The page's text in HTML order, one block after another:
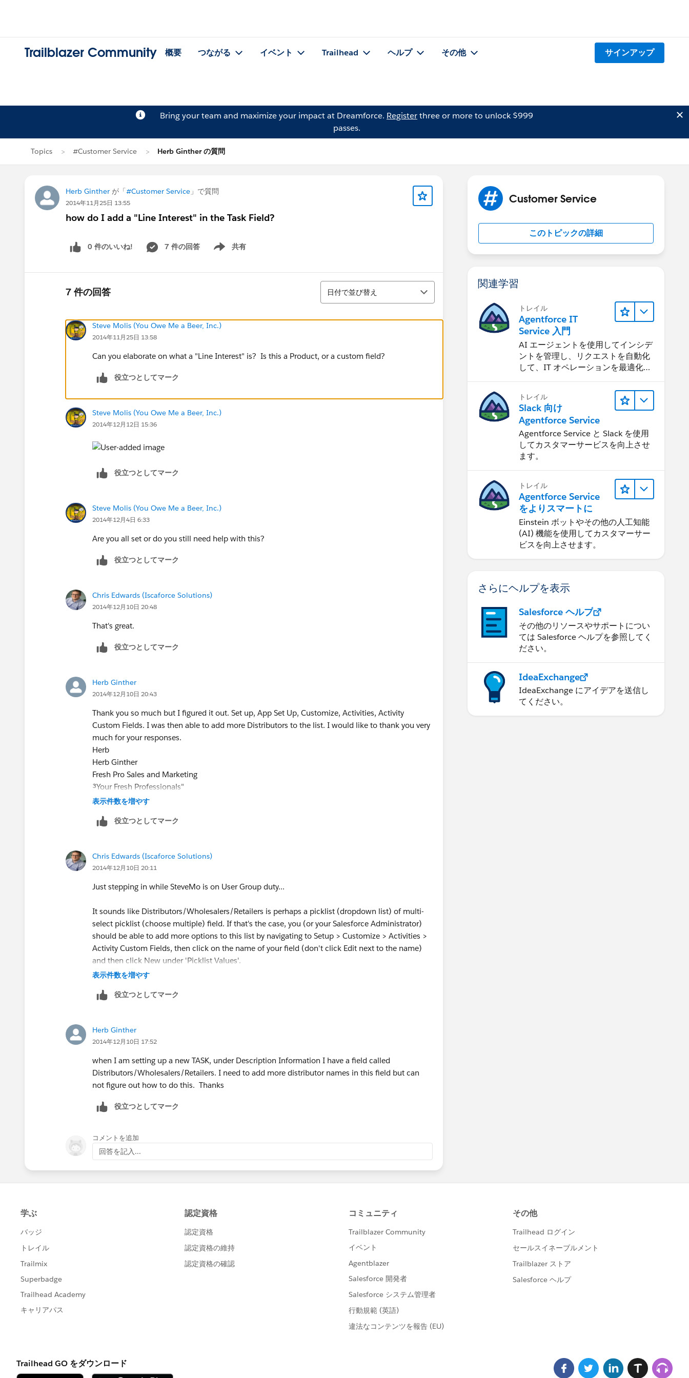
Trailblazer Community 概要 つながる イベント Trailhead ヘルプ その他 サインアップ
Bring your team and maximize your impact at Dreamforce. Registerthree or more to unlock $999
passes.
Topics #Customer Service Herb Ginther の質問
Herb Ginther が「#Customer Service 」で質問
2014年11月25日 13:55
how do I add a "Line Interest" in the Task Field?
0 件のいいね! 7 件の回答 共有
Show menu
7 件の回答
並び替え
日付で並び替え
Steve Molis (You Owe Me a Beer, Inc.)
2014年11月25日 13:58
Can you elaborate on what a "Line Interest" is? Is this a Product, or a custom field?
役立つとしてマーク
Steve Molis (You Owe Me a Beer, Inc.)
2014年12月12日 15:36
役立つとしてマーク
Steve Molis (You Owe Me a Beer, Inc.)
2014年12月4日 6:33
Are you all set or do you still need help with this?
役立つとしてマーク
Chris Edwards (Iscaforce Solutions)
2014年12月10日 20:48
That's great.
役立つとしてマーク
Herb Ginther
2014年12月10日 20:43
Thank you so much but I figured it out. Set up, App Set Up, Customize, Activities, Activity
Custom Fields. I was then able to add more Distributors to the list. I would like to thank you very
much for your responses.
Herb
Herb Ginther
Fresh Pro Sales and Marketing
³Your Fresh Professionals"
Cell/Office 778-899-4372
herbg@freshprosales.cawww.freshprosales.ca
表示件数を増やす
役立つとしてマーク
Chris Edwards (Iscaforce Solutions)
2014年12月10日 20:11
Just stepping in while SteveMo is on User Group duty...
It sounds like Distributors/Wholesalers/Retailers is perhaps a picklist (dropdown list) of multi-
select picklist (choose multiple) field. If that's the case, you (or your Salesforce Administrator)
should be able to add more options to this list by navigating to Setup > Customize > Activities >
Activity Custom Fields, then click on the name of your field (don't click Edit next to the name)
and then click New under 'Picklist Values'.
表示件数を増やす
役立つとしてマーク
Herb Ginther
2014年12月10日 17:52
when I am setting up a new TASK, under Description Information I have a field called
Distributors/Wholesalers/Retailers. I need to add more distributor names in this field but can
not figure out how to do this. Thanks
役立つとしてマーク
コメントを追加
回答を記入...
Customer Service
このトピックの詳細
関連学習
トレイル
Agentforce IT
Service 入門
AI エージェントを使用してインシデ
ントを管理し、リクエストを自動化
して、IT オペレーションを最適化す
トレイル
Slack 向け
Agentforce Service
Agentforce Service と Slack を使用
してカスタマーサービスを向上させ
ます。
トレイル
Agentforce Service
をよりスマートに
Einstein ボットやその他の人工知能
(AI) 機能を使用してカスタマーサー
ビスを向上させます。
さらにヘルプを表示
Salesforce ヘルプ
その他のリソースやサポートについ
ては Salesforce ヘルプを参照してく
ださい。
IdeaExchange
IdeaExchange にアイデアを送信し
てください。